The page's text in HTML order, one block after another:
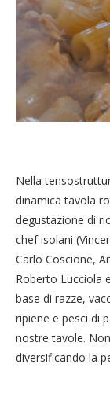
Nella
dinamica tavola
degustazione di
chef isolani
Carlo Coscione,
Roberto Lucciola
base di razze,
ripiene e pesci di
nostre tavole.
diversificando la